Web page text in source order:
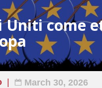
Uniti come
March 30, 2026